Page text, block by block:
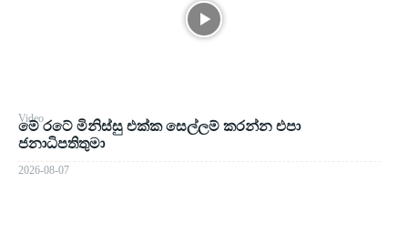
Video
මේ රටේ මිනිස්සු එක්ක සෙල්ලම් කරන්න එපා
ජනාධිපතිතුමා
2026-08-07